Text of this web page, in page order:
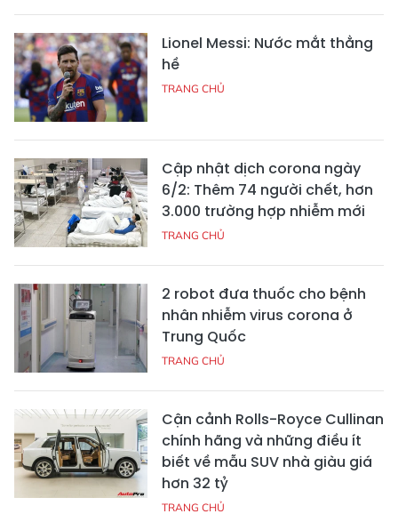
Lionel Messi: Nước mắt thằng
hề
TRANG CHỦ
Cập nhật dịch corona ngày
6/2: Thêm 74 người chết, hơn
3.000 trường hợp nhiễm mới
TRANG CHỦ
2 robot đưa thuốc cho bệnh
nhân nhiễm virus corona ở
Trung Quốc
TRANG CHỦ
Cận cảnh Rolls-Royce Cullinan
chính hãng và những điều ít
biết về mẫu SUV nhà giàu giá
hơn 32 tỷ
TRANG CHỦ